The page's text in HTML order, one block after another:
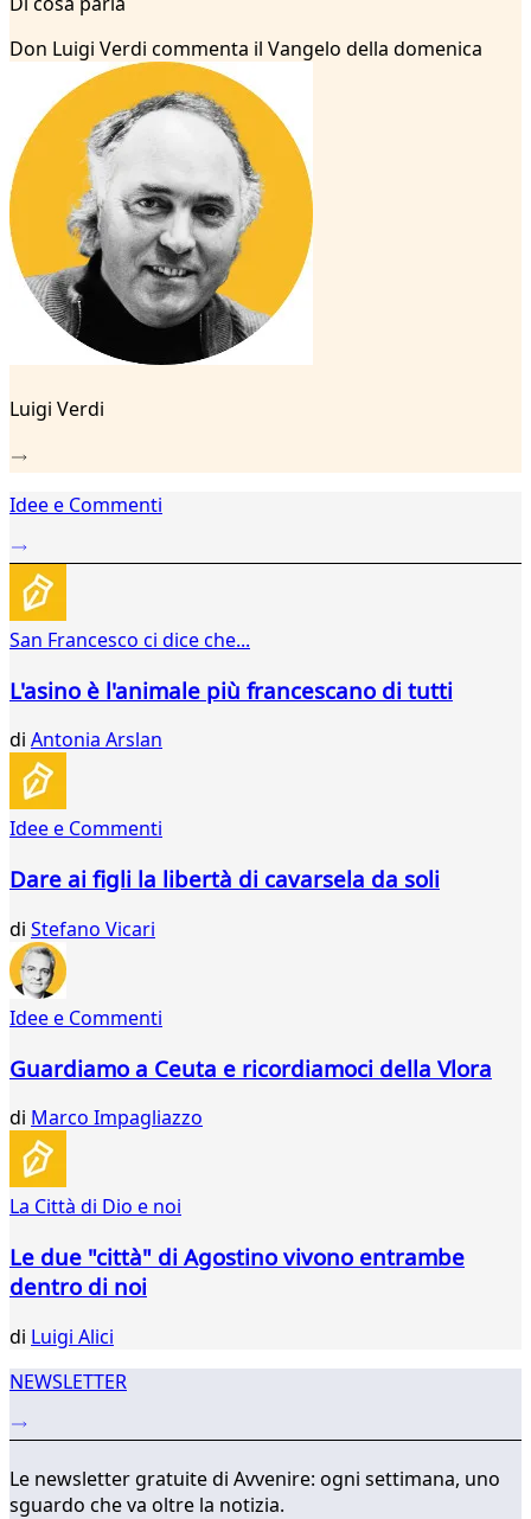
2
...
...
Don Luigi Verdi commenta il Vangelo della domenica
Luigi Verdi
Idee e Commenti
San Francesco ci dice che...
L'asino è l'animale più francescano di tutti
di Antonia Arslan
Idee e Commenti
Dare ai figli la libertà di cavarsela da soli
di Stefano Vicari
Idee e Commenti
Guardiamo a Ceuta e ricordiamoci della Vlora
di Marco Impagliazzo
La Città di Dio e noi
Le due "città" di Agostino vivono entrambe
dentro di noi
di Luigi Alici
NEWSLETTER
Le newsletter gratuite di Avvenire: ogni settimana, uno
sguardo che va oltre la notizia.